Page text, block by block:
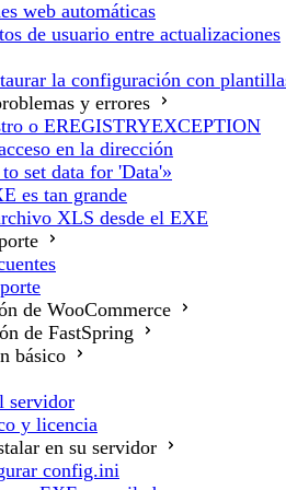
web automáticas
de usuario entre actualizaciones
la configuración con
y errores
o EREGISTRYEXCEPTION
en la dirección
set data for 'Data'»
es tan grande
XLS desde el EXE
de WooCommerce
de FastSpring
básico
servidor
y licencia
en su servidor
config.ini